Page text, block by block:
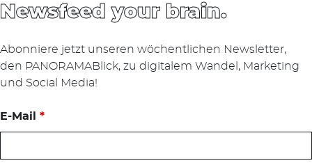
Newsfeed your brain.
Abonniere jetzt unseren wöchentlichen Newsletter,
den PANORAMABlick, zu digitalem Wandel, Marketing
und Social Media!
E-Mail *